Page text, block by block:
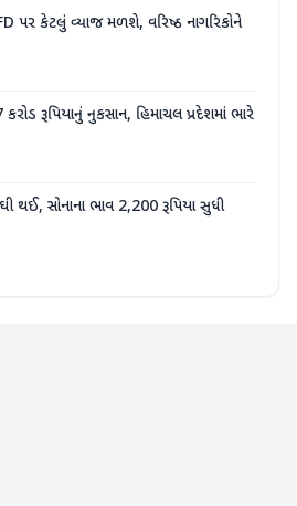
પર કેટલું વ્યાજ મળશે, વરિષ્ઠ નાગરિકોને
કરોડ રૂપિયાનું નુકસાન, હિમાચલ પ્રદેશમાં ભારે
થઈ, સોનાના ભાવ 2,200 રૂપિયા સુધી